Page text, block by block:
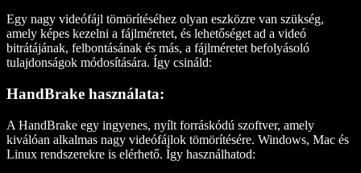
Egy nagy videófájl tömörítéséhez olyan eszközre van szükség,
amely képes kezelni a fájlméretet, és lehetőséget ad a videó
bitrátájának, felbontásának és más, a fájlméretet befolyásoló
tulajdonságok módosítására. Így csináld:
HandBrake használata:
A HandBrake egy ingyenes, nyílt forráskódú szoftver, amely
kiválóan alkalmas nagy videófájlok tömörítésére. Windows, Mac és
Linux rendszerekre is elérhető. Így használhatod: